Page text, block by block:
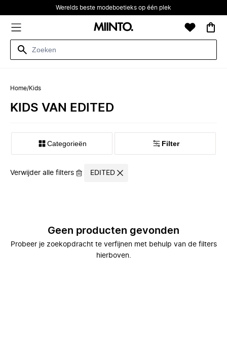
Werelds beste modeboetieks op één plek
Home/Kids
KIDS VAN EDITED
Categorieën Filter
Verwijder alle filters EDITED
Geen producten gevonden
Probeer je zoekopdracht te verfijnen met behulp van de filters
hierboven.